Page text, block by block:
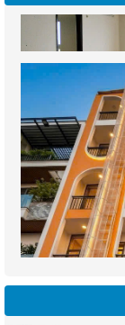
CĂN HỘ
BIỆT
LONG
khu Biệt thư liền kề
CÁCH
CHUNG
đến yếu tố giá cả, số
sức lưu ý là hướng cửa
THỦY